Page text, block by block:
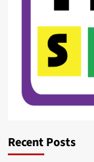
Recent Posts